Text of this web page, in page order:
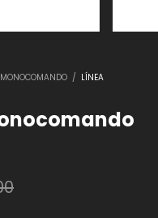
MONOCOMANDO / LÍNEA